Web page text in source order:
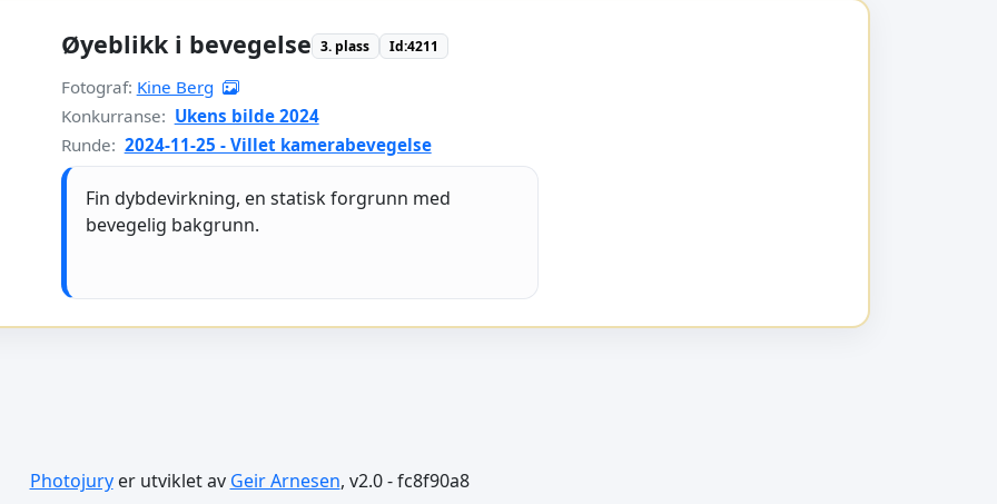
Øyeblikk i bevegelse 3. plass Id:4211
Fotograf: Kine Berg
Konkurranse: Ukens bilde 2024
Runde: 2024-11-25 - Villet kamerabevegelse
Fin dybdevirkning, en statisk forgrunn med
bevegelig bakgrunn.
Photojuryer utviklet av Geir Arnesen, v2.0 - fc8f90a8